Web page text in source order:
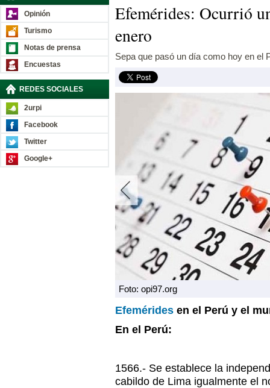
Opinión
Turismo
Notas de prensa
Encuestas
REDES SOCIALES
2urpi
Facebook
Twitter
Google+
Efemérides: Ocurrió
enero
Sepa que pasó un día como hoy en el
Foto: opi97.org
Efemérides en el Perú y el
En el Perú:
1566.- Se establece la
cabildo de Lima igualmente el